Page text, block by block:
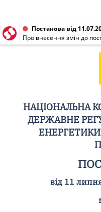
НАЦІОНАЛЬНА
ДЕРЖАВНЕ
від 11